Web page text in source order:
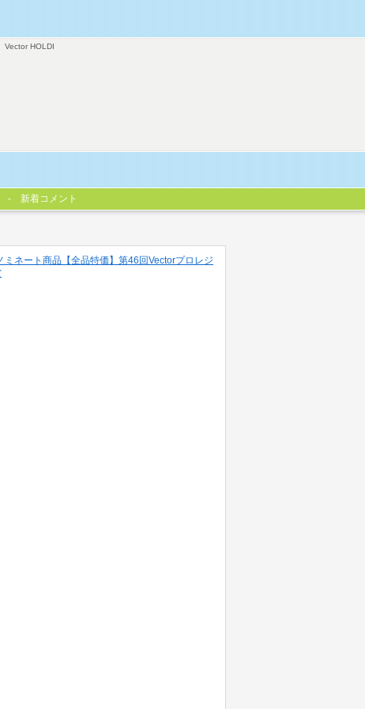
Vector HOLDI
新着コメント